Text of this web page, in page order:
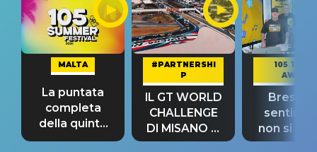
MALTA
La puntata
completa
della quinta
tappa
#PARTNERSHI
P
IL GT WORLD
CHALLENGE
DI MISANO si
riconferma
105 TAKE
AWAY
Bresh:
non si
fino alla